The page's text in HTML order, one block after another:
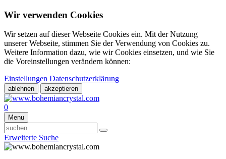
Wir verwenden Cookies
Wir setzen auf dieser Webseite Cookies ein. Mit der Nutzung
unserer Webseite, stimmen Sie der Verwendung von Cookies zu.
Weitere Information dazu, wie wir Cookies einsetzen, und wie Sie
die Voreinstellungen verändern können:
Einstellungen Datenschutzerklärung
ablehnen akzeptieren
0
Menu
Erweiterte Suche